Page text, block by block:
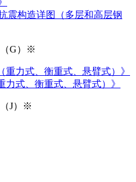
震构造详图（多层和高层钢
G）※
力式、衡重式、悬臂式）》
J）※